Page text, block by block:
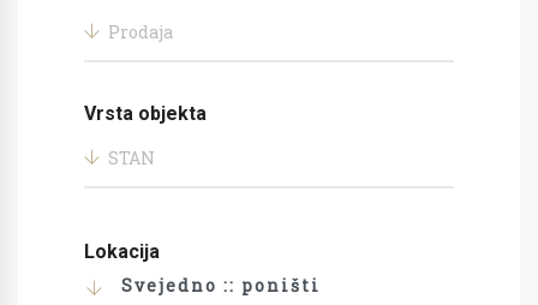
Prodaja
Vrsta objekta
STAN
Lokacija
Svejedno :: poništi